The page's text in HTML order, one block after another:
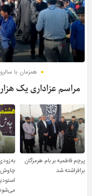
همزمان با
مراسم عزاداری یک
پرچم فاطمیه بر بام هرمزگان
برافراشته شد